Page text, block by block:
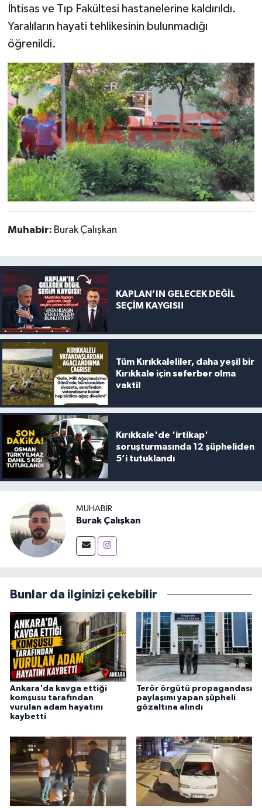
İhtisas ve Tıp Fakültesi hastanelerine kaldırıldı.
Yaralıların hayati tehlikesinin bulunmadığı
öğrenildi.
Muhabir: Burak Çalışkan
KAPLAN’IN GELECEK DEĞİL
SEÇİM KAYGISI!
Tüm Kırıkkaleliler, daha yeşil bir
Kırıkkale için seferber olma
vakti!
Kırıkkale'de 'irtikap'
soruşturmasında 12 şüpheliden
5’i tutuklandı
MUHABIR
Burak Çalışkan
Bunlar da ilginizi çekebilir
Ankara'da kavga ettiği
komşusu tarafından
vurulan adam hayatını
kaybetti
Terör örgütü propagandası
paylaşımı yapan şüpheli
gözaltına alındı